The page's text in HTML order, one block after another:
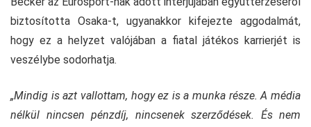
biztosította Osaka-t, ugyanakkor kifejezte aggodalmát,
hogy ez a helyzet valójában a fiatal játékos karrierjét is
veszélybe sodorhatja.
„Mindig is azt vallottam, hogy ez is a munka része. A média
nélkül nincsen pénzdíj, nincsenek szerződések. És nem